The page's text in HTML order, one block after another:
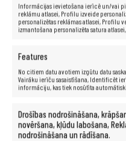
Informācijas ievietošana ierīcē un/vai
reklāmu atlasei, Profilu izveide
personalizētas reklāmas atlasei, Profilu
izmantošana personalizēta satura
Features
No citiem datu avotiem izgūtu datu
Vairāku ierīču sasaistīšana, Identificēt
informāciju, kas tiek nosūtīta automātiski.
Drošības nodrošināšana,
novēršana, kļūdu labošana,
nodrošināšana un rādīšana.
(audio), RJ45, PS/